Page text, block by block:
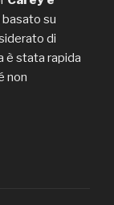
su
di
è stata rapida
non